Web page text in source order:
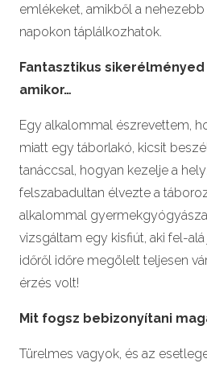
emlékeket, amikből a
napokon táplálkozhatok.
Fantasztikus
amikor…
Egy alkalommal észrevettem,
miatt egy táborlakó, kicsit
tanáccsal, hogyan kezelje a
felszabadultan élvezte a
alkalommal
vizsgáltam egy kisfiút, aki fel-
időről időre megölelt teljesen
érzés volt!
Mit fogsz bebizonyítani
Türelmes vagyok, és az